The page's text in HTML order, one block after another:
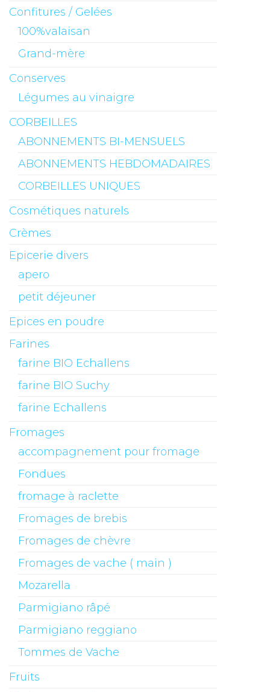
Confitures / Gelées
100%valaisan
Grand-mère
Conserves
Légumes au vinaigre
CORBEILLES
ABONNEMENTS BI-MENSUELS
ABONNEMENTS HEBDOMADAIRES
CORBEILLES UNIQUES
Cosmétiques naturels
Crèmes
Epicerie divers
apero
petit déjeuner
Epices en poudre
Farines
farine BIO Echallens
farine BIO Suchy
farine Echallens
Fromages
accompagnement pour fromage
Fondues
fromage à raclette
Fromages de brebis
Fromages de chèvre
Fromages de vache ( main )
Mozarella
Parmigiano râpé
Parmigiano reggiano
Tommes de Vache
Fruits